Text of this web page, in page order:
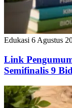
Edukasi 6 Agustus
Link
Semifinalis 9